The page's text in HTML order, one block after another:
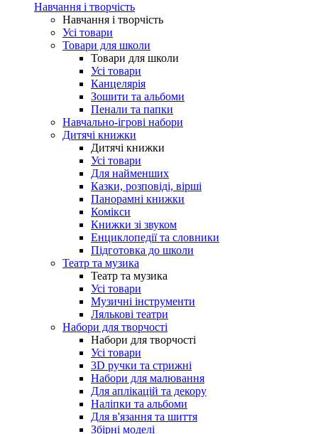
Навчання і творчість
Навчання і творчість
Усі товари
Товари для школи
Товари для школи
Усі товари
Канцелярія
Зошити та альбоми
Пенали та папки
Навчально-ігрові набори
Дитячі книжки
Дитячі книжки
Усі товари
Для найменших
Казки, розповіді, вірші
Панорамні книжки
Комікси
Книжки зі звуком
Енциклопедії та словники
Підготовка до школи
Театр та музика
Театр та музика
Усі товари
Музичні інструменти
Лялькові театри
Набори для творчості
Набори для творчості
Усі товари
3D ручки та стрижні
Набори для малювання
Для аплікацій та декору
Наліпки та альбоми
Для в'язання та шиття
Збірні моделі